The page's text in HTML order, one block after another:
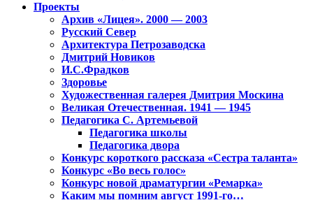
Проекты
Архив «Лицея». 2000 — 2003
Русский Север
Архитектура Петрозаводска
Дмитрий Новиков
И.С.Фрадков
Здоровье
Художественная галерея Дмитрия Москина
Великая Отечественная. 1941 — 1945
Педагогика С. Артемьевой
Педагогика школы
Педагогика двора
Конкурс короткого рассказа «Сестра таланта»
Конкурс «Во весь голос»
Конкурс новой драматургии «Ремарка»
Каким мы помним август 1991-го…